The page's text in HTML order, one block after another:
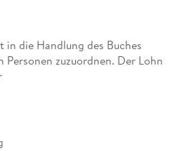
in die Handlung des Buches
Personen zuzuordnen. Der Lohn